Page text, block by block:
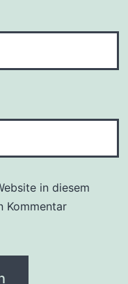
in diesem
Kommentar